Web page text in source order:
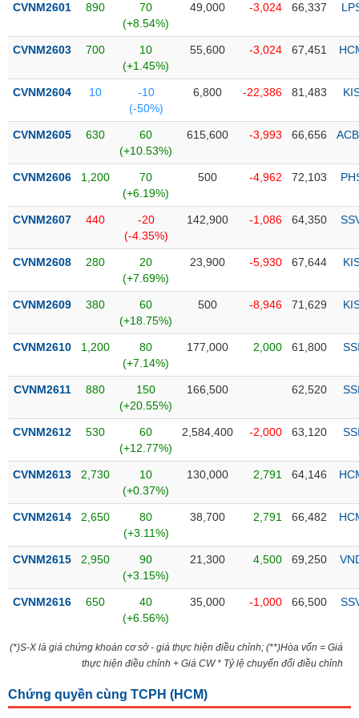
thái
phiếu
mô
thị
Niêm
Niêm
mới
yết
sung
niêm
yết
Theo
dõi
biệt
được
quỹ
mục
ETF
phiếu
tiết
CVNM2601 890
70
(+8.54%)
49,000 -3,024 66,337
CVNM2603 700
10
(+1.45%)
55,600 -3,024 67,451
CVNM2604 10
-10
(-50%)
6,800 -22,386 81,483
CVNM2605 630
60
(+10.53%)
615,600 -3,993 66,656
CVNM2606 1,200
70
(+6.19%)
500 -4,962 72,103
CVNM2607 440
-20
(-4.35%)
142,900 -1,086 64,350
CVNM2608 280
20
(+7.69%)
23,900 -5,930 67,644
CVNM2609 380
60
(+18.75%)
500 -8,946 71,629
CVNM2610 1,200
80
(+7.14%)
177,000 2,000 61,800
CVNM2611 880
150
(+20.55%)
166,500 62,520
CVNM2612 530
60
(+12.77%)
2,584,400 -2,000 63,120
CVNM2613 2,730
10
(+0.37%)
130,000 2,791 64,146
CVNM2614 2,650
80
(+3.11%)
38,700 2,791 66,482
CVNM2615 2,950
90
(+3.15%)
21,300 4,500 69,250
CVNM2616 650
40
(+6.56%)
35,000 -1,000 66,500
(*)S-X là giá chứng khoán cơ sở - giá thực hiện điều chỉnh; (**)Hòa vốn = Giá
thực hiện điều chỉnh + Giá CW * Tỷ lệ chuyển đổi điều chỉnh
Chứng quyền cùng TCPH (HCM)
NGÀNH
DOANH
NGHIỆP
PHIẾU
PHÁI
TRÁI
CÔNG
ĐẦU
TƯ
DỮ
MỚI
(-)